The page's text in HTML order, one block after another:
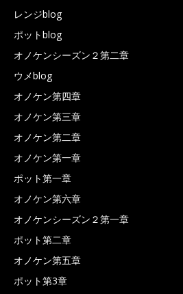
レンジblog
ポットblog
オノケンシーズン２第二章
ウメblog
オノケン第四章
オノケン第三章
オノケン第二章
オノケン第一章
ポット第一章
オノケン第六章
オノケンシーズン２第一章
ポット第二章
オノケン第五章
ポット第3章